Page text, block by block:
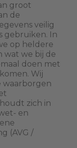
groot
de
veilig
gebruiken. In
op heldere
wat we bij de
doen met
Wij
waarborgen
zich in
en
(AVG /